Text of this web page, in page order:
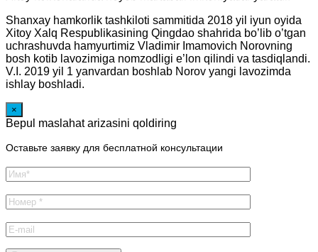
Shanxay hamkorlik tashkiloti sammitida 2018 yil iyun oyida
Xitoy Xalq Respublikasining Qingdao shahrida bo’lib o’tgan
uchrashuvda hamyurtimiz Vladimir Imamovich Norovning
bosh kotib lavozimiga nomzodligi e’lon qilindi va tasdiqlandi.
V.I. 2019 yil 1 yanvardan boshlab Norov yangi lavozimda
ishlay boshladi.
×
Bepul maslahat arizasini qoldiring
Оставьте заявку для бесплатной консультации